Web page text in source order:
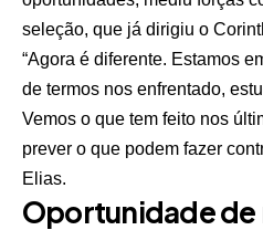
seleção, que já dirigiu o
“Agora é diferente. Estamos
de termos nos enfrentado,
Vemos o que tem feito nos
prever o que podem fazer
Elias.
Oportunidade de